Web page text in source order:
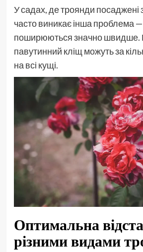
У садах, де троянди посаджені
часто виникає інша проблема
поширюються значно швидше.
павутинний кліщ можуть за
на всі кущі.
Оптимальна
різними видами